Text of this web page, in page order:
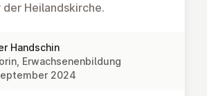
der Heilandskirche.
Handschin
Erwachsenenbildung
2024